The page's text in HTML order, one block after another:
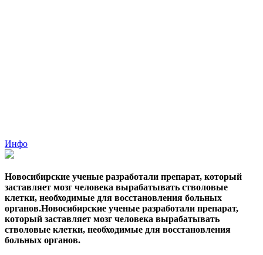
Инфо
Новосибирские ученые разработали препарат, который
заставляет мозг человека вырабатывать стволовые
клетки, необходимые для восстановления больных
органов.Новосибирские ученые разработали препарат,
который заставляет мозг человека вырабатывать
стволовые клетки, необходимые для восстановления
больных органов.